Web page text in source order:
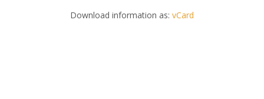
Download information as: vCard